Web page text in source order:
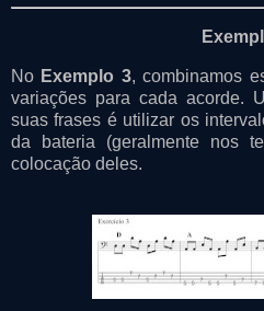
No Exemplo 3, combinamos
variações para cada acorde.
suas frases é utilizar os
da bateria (geralmente nos
colocação deles.